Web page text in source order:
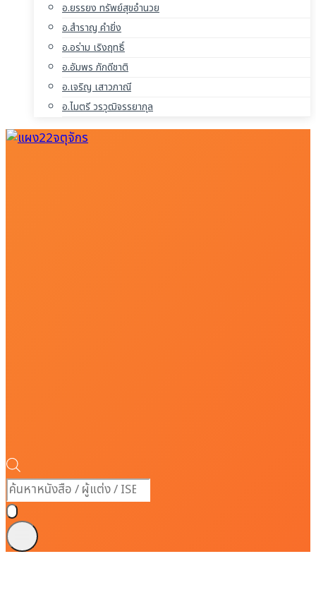
อ.ยรรยง ทรัพย์สุขอำนวย
อ.สำราญ คำยิ่ง
อ.อร่าม เริงฤทธิ์
อ.อัมพร ภักดีชาติ
อ.เจริญ เสาวภาณี
อ.ไมตรี วรวุฒิจรรยากุล
Products
search